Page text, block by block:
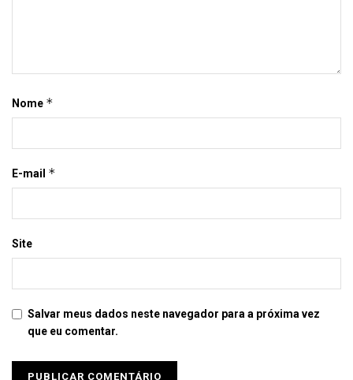
Nome *
E-mail *
Site
Salvar meus dados neste navegador para a próxima vez
que eu comentar.